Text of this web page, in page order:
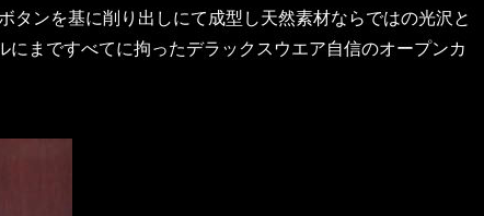
ンを基に削り出しにて成型し天然素材ならではの光沢と
まですべてに拘ったデラックスウエア自信のオープンカ